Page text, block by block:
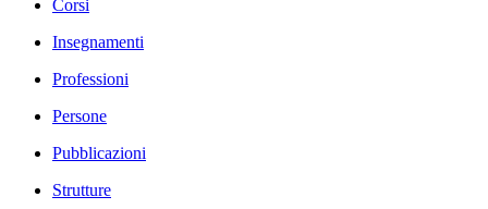
Corsi
Insegnamenti
Professioni
Persone
Pubblicazioni
Strutture